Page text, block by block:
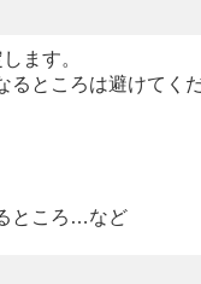
ます。
ところは避けてくだ
ところ…など